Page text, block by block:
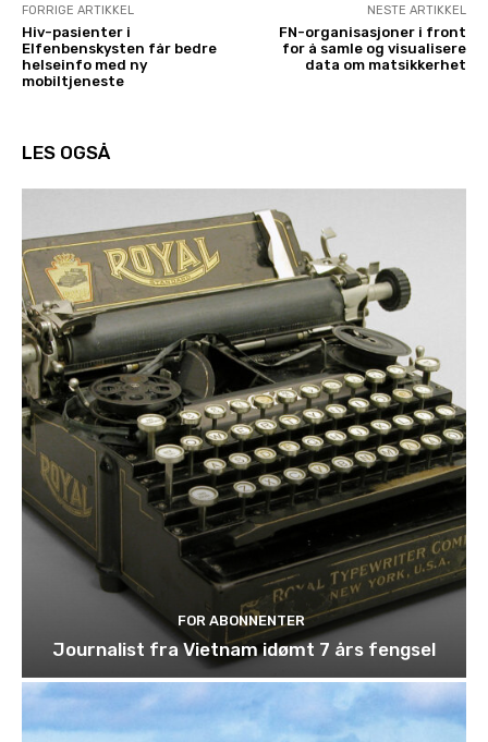
FORRIGE ARTIKKEL
Hiv-pasienter i
Elfenbenskysten får bedre
helseinfo med ny
mobiltjeneste
NESTE ARTIKKEL
FN-organisasjoner i front
for å samle og visualisere
data om matsikkerhet
LES OGSÅ
FOR ABONNENTER
Journalist fra Vietnam idømt 7 års fengsel